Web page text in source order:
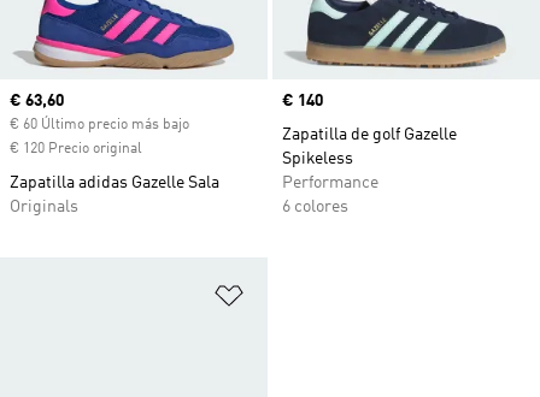
Precio actual
€ 63,60
€ 60 Último precio más bajo
€ 120 Precio original
Zapatilla adidas Gazelle Sala
Originals
Precio
€ 140
Zapatilla de golf Gazelle
Spikeless
Performance
6 colores